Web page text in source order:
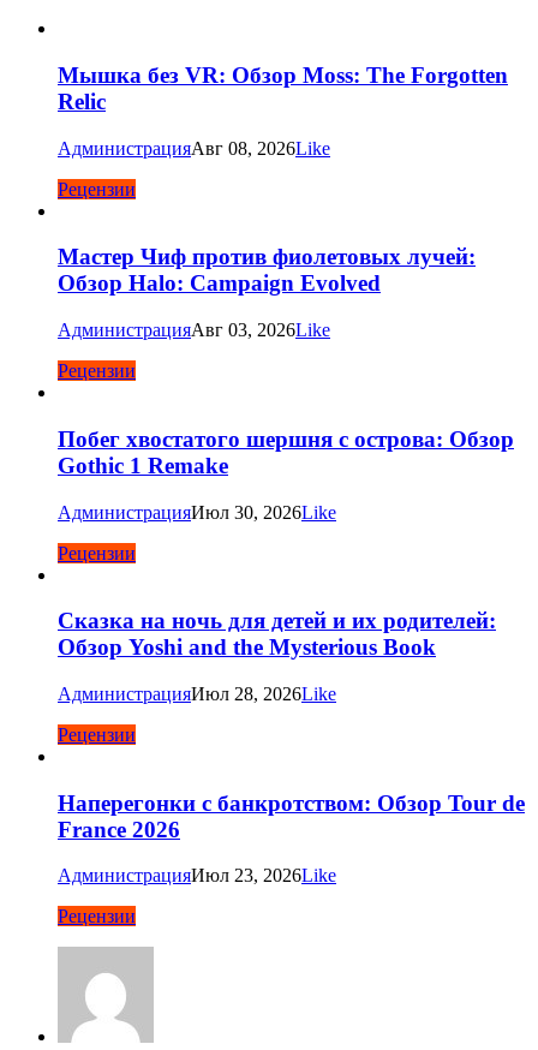
Мышка без VR: Обзор Moss: The Forgotten
Relic
АдминистрацияАвг 08, 2026Like
Рецензии
Мастер Чиф против фиолетовых лучей:
Обзор Halo: Campaign Evolved
АдминистрацияАвг 03, 2026Like
Рецензии
Побег хвостатого шершня с острова: Обзор
Gothic 1 Remake
АдминистрацияИюл 30, 2026Like
Рецензии
Сказка на ночь для детей и их родителей:
Обзор Yoshi and the Mysterious Book
АдминистрацияИюл 28, 2026Like
Рецензии
Наперегонки с банкротством: Обзор Tour de
France 2026
АдминистрацияИюл 23, 2026Like
Рецензии